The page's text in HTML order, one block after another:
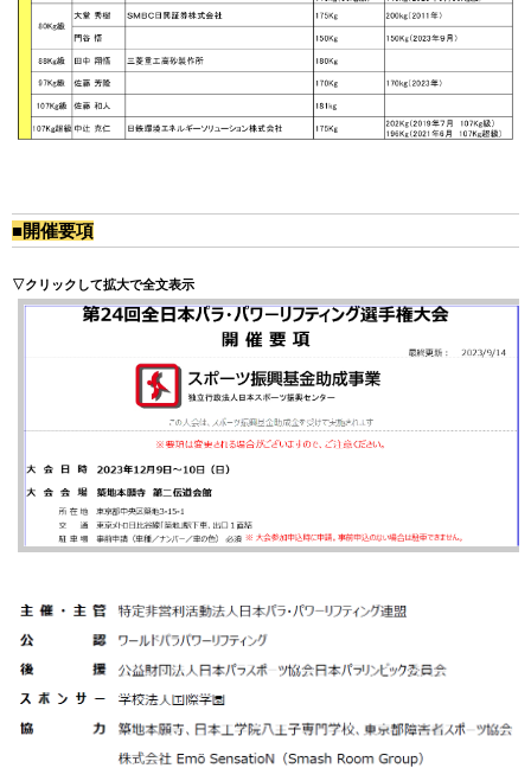
■開催要項
▽クリックして拡大で全文表示